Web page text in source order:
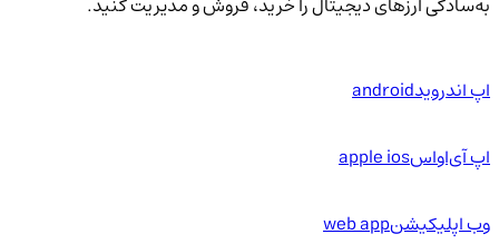
اپ اندرویدandroid
اپ آی‌او‌اسapple ios
وب اپلیکیشنweb app